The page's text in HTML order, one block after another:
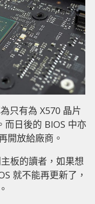
只有為 X570 晶片
而日後的 BIOS 中亦
開放給廠商。
板的讀者，如果想
就不能再更新了，